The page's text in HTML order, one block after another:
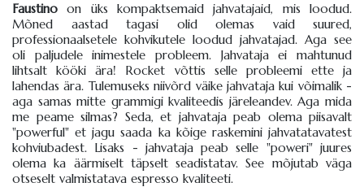
Faustino on üks kompaktsemaid jahvatajaid, mis loodud.
Mõned aastad tagasi olid olemas vaid suured,
professionaalsetele kohvikutele loodud jahvatajad. Aga see
oli paljudele inimestele probleem. Jahvataja ei mahtunud
lihtsalt kööki ära! Rocket võttis selle probleemi ette ja
lahendas ära. Tulemuseks niivõrd väike jahvataja kui võimalik -
aga samas mitte grammigi kvaliteedis järeleandev. Aga mida
me peame silmas? Seda, et jahvataja peab olema piisavalt
"powerful" et jagu saada ka kõige raskemini jahvatatavatest
kohviubadest. Lisaks - jahvataja peab selle "poweri" juures
olema ka äärmiselt täpselt seadistatav. See mõjutab väga
otseselt valmistatava espresso kvaliteeti.